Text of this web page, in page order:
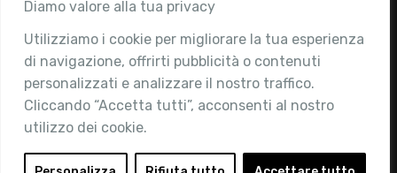
Diamo valore alla tua privacy
Utilizziamo i cookie per migliorare la tua esperienza
di navigazione, offrirti pubblicità o contenuti
personalizzati e analizzare il nostro traffico.
Cliccando “Accetta tutti”, acconsenti al nostro
utilizzo dei cookie.
Chi siamo
Attività
Contatti
Area Riservata
Login